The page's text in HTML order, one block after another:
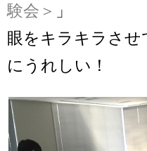
験会＞ 」
眼をキラキラさせ
にうれしい！